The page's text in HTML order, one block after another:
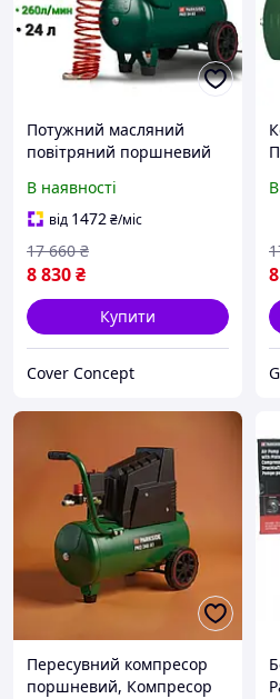
Потужний масляний
повітряний поршневий
для порошкового
фарбування, Компресор
повітряний високого
тиску, FRC
В наявності
від 1472₴/міс
8 830₴
17 660 ₴
Купити
Cover Concept
Пересувний компресор
поршневий, Компресор